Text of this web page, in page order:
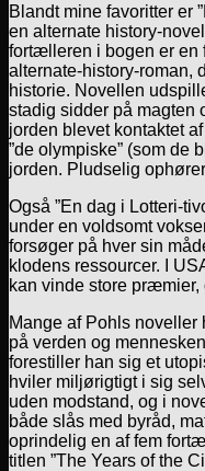
Blandt mine favoritter er
en alternate history-
fortælleren i bogen er en
alternate-history-roman,
historie. Novellen
stadig sidder på magten
jorden blevet kontaktet
”de olympiske” (som de
jorden. Pludselig
Også ”En dag i Lotteri-
under en voldsomt
forsøger på hver sin
klodens ressourcer. I
kan vinde store
Mange af Pohls noveller
på verden og
forestiller han sig et
hviler miljørigtigt i sig
uden modstand, og i
både slås med byråd,
oprindelig en af fem
titlen ”The Years of the